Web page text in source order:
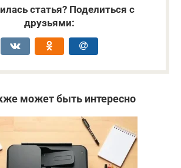
статья? Поделиться с
друзьями:
может быть интересно